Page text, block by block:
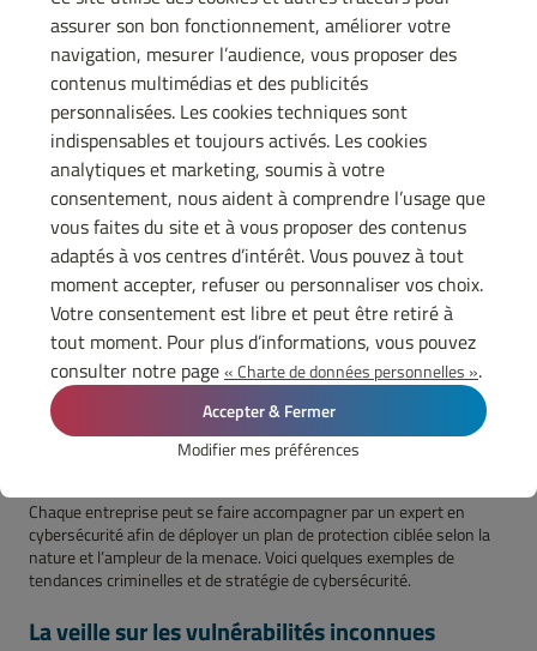
de recrutement, vengeance et représailles à la suite d’une décision
de l'entreprise…).
Le challenge
Une cyberattaque peut aussi être un défi que se lance un individu ou
un groupe de hackers. Ici, les cibles privilégiées sont les grandes
structures réputées infaillibles.
Le cyberactivisme
S'attaquer aux dispositifs de cyberdéfense peut aussi être un moyen
de faire passer des messages, de manifester un désaccord vis-à-vis
des activités ou des positions de l'entreprise.
Comment renforcer la
cybersécurité de l’entreprise
Chaque entreprise peut se faire accompagner par un expert en
cybersécurité afin de déployer un plan de protection ciblée selon la
nature et l’ampleur de la menace. Voici quelques exemples de
tendances criminelles et de stratégie de cybersécurité.
La veille sur les vulnérabilités inconnues
assurer son bon fonctionnement, améliorer votre
navigation, mesurer l’audience, vous proposer des
contenus multimédias et des publicités
personnalisées. Les cookies techniques sont
indispensables et toujours activés. Les cookies
analytiques et marketing, soumis à votre
consentement, nous aident à comprendre l’usage que
vous faites du site et à vous proposer des contenus
adaptés à vos centres d’intérêt. Vous pouvez à tout
moment accepter, refuser ou personnaliser vos choix.
Votre consentement est libre et peut être retiré à
tout moment. Pour plus d’informations, vous pouvez
consulter notre page « Charte de données personnelles ».
Accepter & Fermer
Modifier mes préférences